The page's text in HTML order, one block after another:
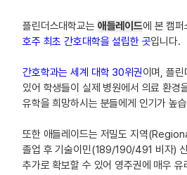
플린더스대학교는 애들레이드에 본 캠퍼
호주 최초 간호대학을 설립한 곳입니다.
간호학과는 세계 대학 30위권이며, 플
있어 학생들이 실제 병원에서 의료 환경
유학을 희망하시는 분들에게 인기가 높
또한 애들레이드는 저밀도 지역
졸업 후 기술이민(189/190/491 비자)
추가로 확보할 수 있어 영주권에 매우